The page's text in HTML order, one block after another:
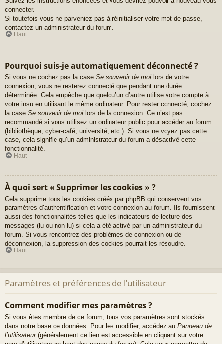
connecter.
Si toutefois vous ne parveniez pas à réinitialiser votre mot de passe,
contactez un administrateur du forum.
Haut
Pourquoi suis-je automatiquement déconnecté ?
Si vous ne cochez pas la case Se souvenir de moi lors de votre
connexion, vous ne resterez connecté que pendant une durée
déterminée. Cela empêche que quelqu’un d’autre utilise votre compte à
votre insu en utilisant le même ordinateur. Pour rester connecté, cochez
la case Se souvenir de moi lors de la connexion. Ce n’est pas
recommandé si vous utilisez un ordinateur public pour accéder au forum
(bibliothèque, cyber-café, université, etc.). Si vous ne voyez pas cette
case, cela signifie qu’un administrateur du forum a désactivé cette
fonctionnalité.
Haut
À quoi sert « Supprimer les cookies » ?
Cela supprime tous les cookies créés par phpBB qui conservent vos
paramètres d’authentification et votre connexion au forum. Ils fournissent
aussi des fonctionnalités telles que les indicateurs de lecture des
messages (lu ou non lu) si cela a été activé par un administrateur du
forum. Si vous rencontrez des problèmes de connexion ou de
déconnexion, la suppression des cookies pourrait les résoudre.
Haut
Paramètres et préférences de l’utilisateur
Comment modifier mes paramètres ?
Si vous êtes membre de ce forum, tous vos paramètres sont stockés
dans notre base de données. Pour les modifier, accédez au Panneau de
l’utilisateur(généralement ce lien est accessible en cliquant sur votre